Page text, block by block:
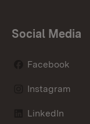
Social Media
Facebook
Instagram
LinkedIn